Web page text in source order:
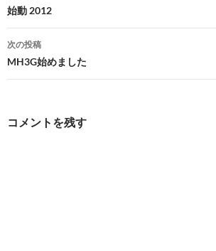
稿
ナ
ビ
ゲ
始動 2012
次の投稿
MH3G始めました
コメントを残す